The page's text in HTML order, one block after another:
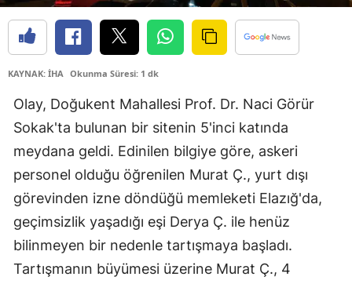
KAYNAK: İHA Okunma Süresi: 1 dk
Olay, Doğukent Mahallesi Prof. Dr. Naci Görür
Sokak'ta bulunan bir sitenin 5'inci katında
meydana geldi. Edinilen bilgiye göre, askeri
personel olduğu öğrenilen Murat Ç., yurt dışı
görevinden izne döndüğü memleketi Elazığ'da,
geçimsizlik yaşadığı eşi Derya Ç. ile henüz
bilinmeyen bir nedenle tartışmaya başladı.
Tartışmanın büyümesi üzerine Murat Ç., 4